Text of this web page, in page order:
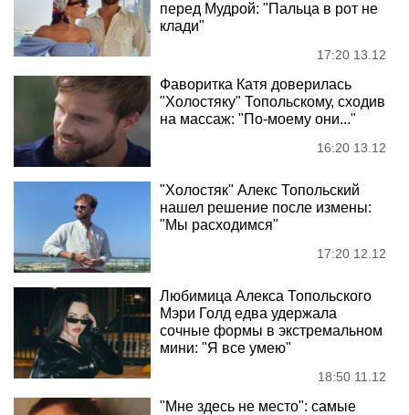
перед Мудрой: "Пальца в рот не
клади"
17:20 13.12
Фаворитка Катя доверилась
"Холостяку" Топольскому, сходив
на массаж: "По-моему они..."
16:20 13.12
"Холостяк" Алекс Топольский
нашел решение после измены:
"Мы расходимся"
17:20 12.12
Любимица Алекса Топольского
Мэри Голд едва удержала
сочные формы в экстремальном
мини: "Я все умею"
18:50 11.12
"Мне здесь не место": самые